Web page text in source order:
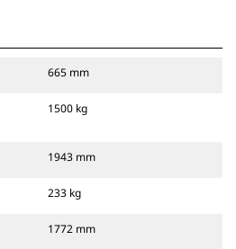
665 mm
1500 kg
1943 mm
233 kg
1772 mm